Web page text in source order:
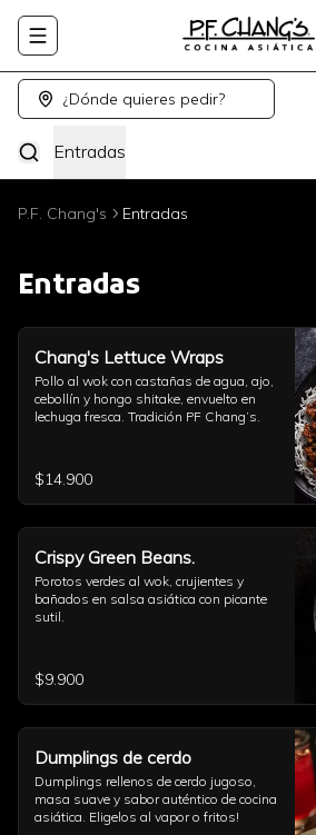
Abrir menu de navegación
¿Dónde quieres pedir?
Entradas
P.F. Chang's Entradas
Entradas
Chang's Lettuce Wraps
Pollo al wok con castañas de agua, ajo,
cebollín y hongo shitake, envuelto en
lechuga fresca. Tradición PF Chang’s.
$14.900
Crispy Green Beans.
Porotos verdes al wok, crujientes y
bañados en salsa asiática con picante
sutil.
$9.900
Dumplings de cerdo
Dumplings rellenos de cerdo jugoso,
masa suave y sabor auténtico de cocina
asiática. Eligelos al vapor o fritos!